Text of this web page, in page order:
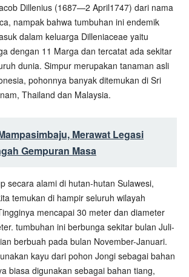
Dillenius (1687—2 April1747) dari nama
nampak bahwa tumbuhan ini endemik
dalam keluarga Dilleniaceae yaitu
dengan 11 Marga dan tercatat ada sekitar
dunia. Simpur merupakan tanaman asli
pohonnya banyak ditemukan di Sri
Thailand dan Malaysia.
Merawat Legasi
Gempuran Masa
secara alami di hutan-hutan Sulawesi,
temukan di hampir seluruh wilayah
mencapai 30 meter dan diameter
tumbuhan ini berbunga sekitar bulan Juli-
berbuah pada bulan November-Januari.
kayu dari pohon Jongi sebagai bahan
biasa digunakan sebagai bahan tiang,